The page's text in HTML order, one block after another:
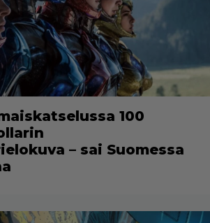
100
– sai Suomessa